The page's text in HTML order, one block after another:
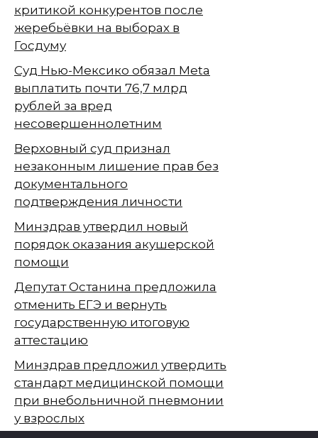
критикой конкурентов после
жеребьёвки на выборах в
Госдуму
Суд Нью-Мексико обязал Meta
выплатить почти 76,7 млрд
рублей за вред
несовершеннолетним
Верховный суд признал
незаконным лишение прав без
документального
подтверждения личности
Минздрав утвердил новый
порядок оказания акушерской
помощи
Депутат Останина предложила
отменить ЕГЭ и вернуть
государственную итоговую
аттестацию
Минздрав предложил утвердить
стандарт медицинской помощи
при внебольничной пневмонии
у взрослых